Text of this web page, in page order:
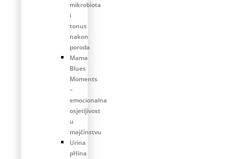
mikrobiota
i
tonus
nakon
poroda
Mama
Blues
Moments
–
emocionalna
osjetljivost
u
majčinstvu
Urina
pHina